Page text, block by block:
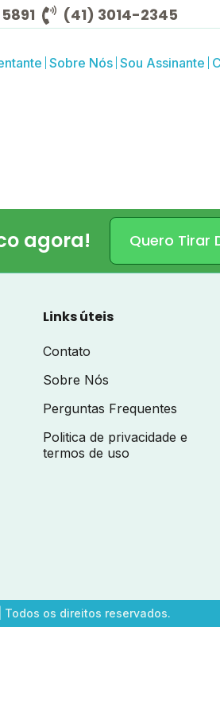
(41) 3014-2345
Sobre Nós Sou Assinante
agora! Quero Tirar
Links úteis
Contato
Sobre Nós
Perguntas Frequentes
Politica de privacidade e
termos de uso
os direitos reservados.